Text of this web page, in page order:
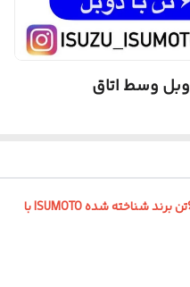
سقف کامل با دوبل وسط اتاق ایسوزو 6تن برند شناخته شده ISUMOTO با